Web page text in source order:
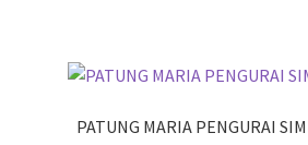
PATUNG MARIA PENGURAI